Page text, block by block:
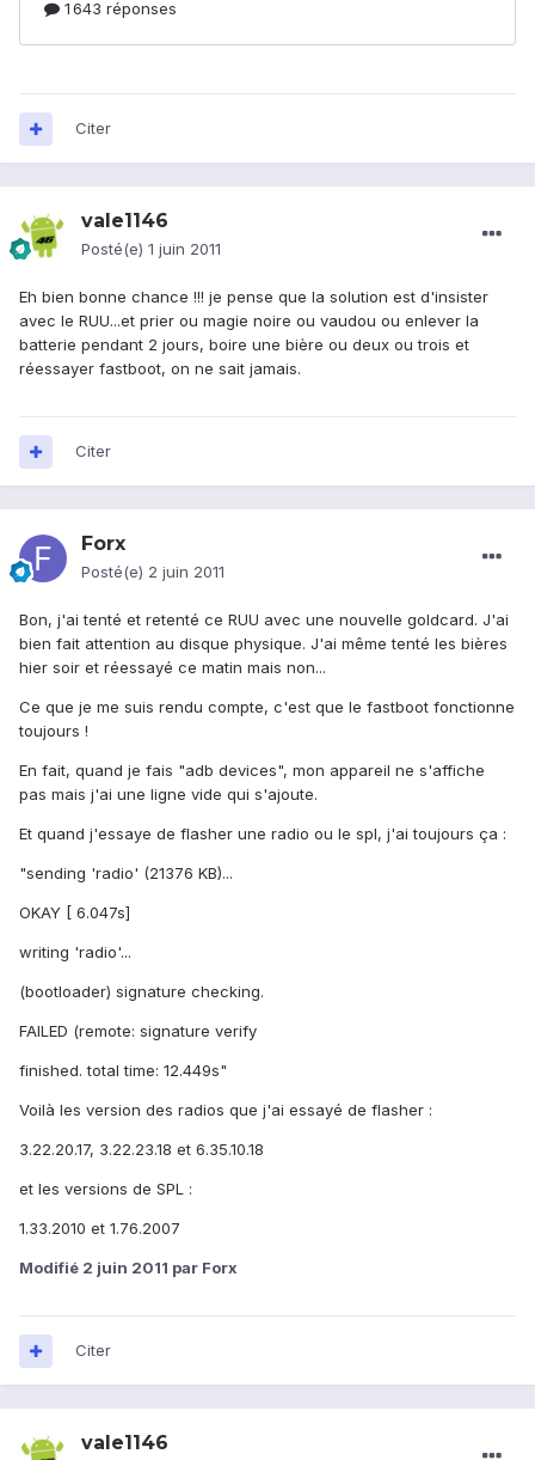
Citer
vale1146
Posté(e) 1 juin 2011
Eh bien bonne chance !!! je pense que la solution est d'insister
avec le RUU...et prier ou magie noire ou vaudou ou enlever la
batterie pendant 2 jours, boire une bière ou deux ou trois et
réessayer fastboot, on ne sait jamais.
Citer
Forx
Posté(e) 2 juin 2011
Bon, j'ai tenté et retenté ce RUU avec une nouvelle goldcard. J'ai
bien fait attention au disque physique. J'ai même tenté les bières
hier soir et réessayé ce matin mais non...
Ce que je me suis rendu compte, c'est que le fastboot fonctionne
toujours !
En fait, quand je fais "adb devices", mon appareil ne s'affiche
pas mais j'ai une ligne vide qui s'ajoute.
Et quand j'essaye de flasher une radio ou le spl, j'ai toujours ça :
"sending 'radio' (21376 KB)...
OKAY [ 6.047s]
writing 'radio'...
(bootloader) signature checking.
FAILED (remote: signature verify
finished. total time: 12.449s"
Voilà les version des radios que j'ai essayé de flasher :
3.22.20.17, 3.22.23.18 et 6.35.10.18
et les versions de SPL :
1.33.2010 et 1.76.2007
Modifié 2 juin 2011 par Forx
Citer
vale1146